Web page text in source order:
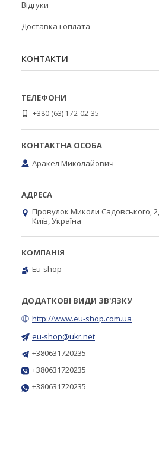
Відгуки
Доставка і оплата
КОНТАКТИ
+380 (63) 172-02-35
Аракел Миколайович
Провулок Миколи Садовського, 2,
Київ, Україна
Eu-shop
http://www.eu-shop.com.ua
eu-shop@ukr.net
+380631720235
+380631720235
+380631720235